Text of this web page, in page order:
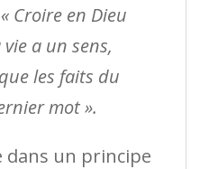
« Croire en Dieu
a un sens,
les faits du
mot ».
dans un principe